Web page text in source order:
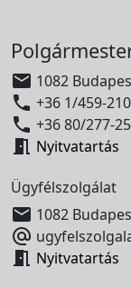
 1082
 +36 1/459-
 +36 80/277-
 Nyitvatartás
Ügyfélszolgálat
 1082

 Nyitvatartás